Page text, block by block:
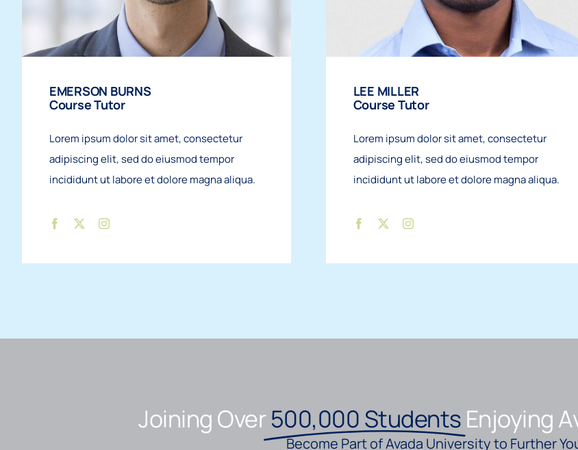
EMERSON BURNS
Course Tutor
Lorem ipsum dolor sit amet, consectetur
adipiscing elit, sed do eiusmod tempor
incididunt ut labore et dolore magna aliqua.
LEE MILLER
Course Tutor
Lorem ipsum dolor sit amet, consectetur
adipiscing elit, sed do eiusmod tempor
incididunt ut labore et dolore magna aliqua.
Joining Over500,000 StudentsEnjoying
Become Part of Avada University to Further